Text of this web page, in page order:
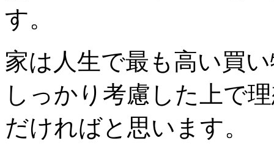
す。
家は人生で最も高い買
しっかり考慮した上で
だければと思います。